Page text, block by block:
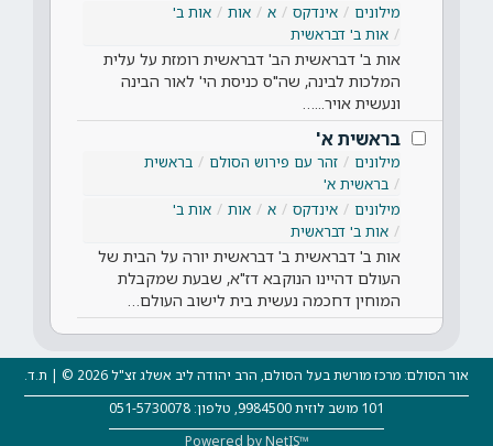
מילונים
אינדקס א אות
אות ב'
אות ב' דבראשית
אות ב' דבראשית הב' דבראשית רומזת על עלית
המלכות לבינה, שה"ס כניסת הי' לאור הבינה
ונעשית אויר...…
בראשית א'
מילונים זהר עם פירוש הסולם
בראשית
בראשית א'
מילונים
אינדקס א אות
אות ב'
אות ב' דבראשית
אות ב' דבראשית ב' דבראשית יורה על הבית של
העולם דהיינו הנוקבא דז"א, שבעת שמקבלת
המוחין דחכמה נעשית בית לישוב העולם…
אור הסולם: מרכז מורשת בעל הסולם, הרב יהודה ליב אשלג זצ"ל 2026 © | ת.ד.
101 מושב לוזית 9984500, טלפון: 051-5730078
Powered by NetIS™